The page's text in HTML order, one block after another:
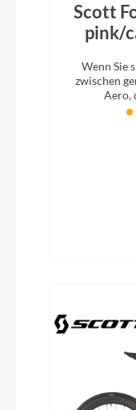
Scott
pink/
Wenn Sie
zwischen
Aero,